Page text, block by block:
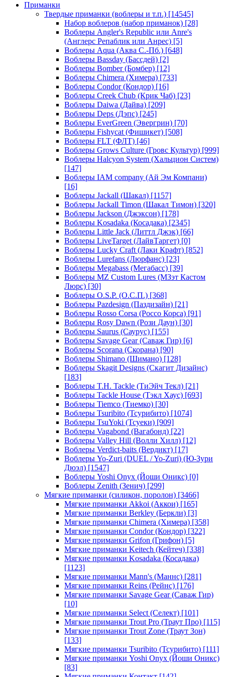
Приманки
Твердые приманки (воблеры и т.п.) [14545]
Набор воблеров (набор приманок) [28]
Воблеры Angler's Republic или Anre's
(Англерс Репаблик или Анрес) [5]
Воблеры Aqua (Аква С.-Пб.) [648]
Воблеры Bassday (Бассдей) [2]
Воблеры Bomber (Бомбер) [12]
Воблеры Chimera (Химера) [733]
Воблеры Condor (Кондор) [16]
Воблеры Creek Chub (Крик Чаб) [23]
Воблеры Daiwa (Дайва) [209]
Воблеры Deps (Дэпс) [245]
Воблеры EverGreen (Эвергрин) [70]
Воблеры Fishycat (Фишикет) [508]
Воблеры FLT (ФЛТ) [46]
Воблеры Grows Culture (Гровс Культур) [999]
Воблеры Halcyon System (Хальцион Систем)
[147]
Воблеры IAM company (Ай Эм Компани)
[16]
Воблеры Jackall (Шакал) [1157]
Воблеры Jackall Timon (Шакал Тимон) [320]
Воблеры Jackson (Джэксон) [178]
Воблеры Kosadaka (Косадака) [2345]
Воблеры Little Jack (Литтл Джэк) [66]
Воблеры LiveTarget (ЛайвТаргет) [0]
Воблеры Lucky Craft (Лаки Крафт) [852]
Воблеры Lurefans (Люрфанс) [23]
Воблеры Megabass (Мегабасс) [39]
Воблеры MZ Custom Lures (МЗэт Кастом
Люрс) [30]
Воблеры O.S.P. (О.С.П.) [368]
Воблеры Pazdesign (Паздизайн) [21]
Воблеры Rosso Corsa (Россо Корса) [91]
Воблеры Rosy Dawn (Рози Даун) [30]
Воблеры Saurus (Саурус) [155]
Воблеры Savage Gear (Саваж Гир) [6]
Воблеры Scorana (Скорана) [90]
Воблеры Shimano (Шимано) [128]
Воблеры Skagit Designs (Скагит Дизайнс)
[183]
Воблеры T.H. Tackle (ТиЭйч Текл) [21]
Воблеры Tackle House (Тэкл Хаус) [693]
Воблеры Tiemco (Тиемко) [30]
Воблеры Tsuribito (Тсурибито) [1074]
Воблеры TsuYoki (Тсуеки) [909]
Воблеры Vagabond (Вагабонд) [22]
Воблеры Valley Hill (Волли Хилл) [12]
Воблеры Verdict-baits (Вердикт) [17]
Воблеры Yo-Zuri (DUEL / Yo-Zuri) (Ю-Зури
Дюэл) [1547]
Воблеры Yoshi Onyx (Йоши Оникс) [0]
Воблеры Zenith (Зенич) [299]
Мягкие приманки (силикон, поролон) [3466]
Мягкие приманки Akkoi (Аккои) [165]
Мягкие приманки Berkley (Беркли) [3]
Мягкие приманки Chimera (Химера) [358]
Мягкие приманки Condor (Кондор) [322]
Мягкие приманки Grifon (Грифон) [5]
Мягкие приманки Keitech (Кейтеч) [338]
Мягкие приманки Kosadaka (Косадака)
[1123]
Мягкие приманки Mann's (Маннс) [281]
Мягкие приманки Reins (Рейнс) [176]
Мягкие приманки Savage Gear (Саваж Гир)
[10]
Мягкие приманки Select (Селект) [101]
Мягкие приманки Trout Pro (Траут Про) [115]
Мягкие приманки Trout Zone (Траут Зон)
[133]
Мягкие приманки Tsuribito (Тсурибито) [111]
Мягкие приманки Yoshi Onyx (Йоши Оникс)
[83]